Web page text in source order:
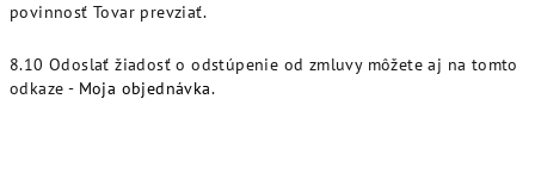
povinnosť Tovar prevziať.
8.10 Odoslať žiadosť o odstúpenie od zmluvy môžete aj na tomto
odkaze - Moja objednávka.